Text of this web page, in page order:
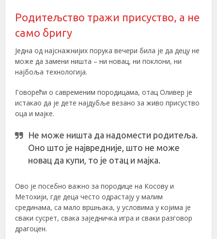
Родитељство тражи присуство, а не
само бригу
Једна од најснажнијих порука вечери била је да децу не
може да замени ништа – ни новац, ни поклони, ни
најбоља технологија.
Говорећи о савременим породицама, отац Оливер је
истакао да је дете најдубље везано за живо присуство
оца и мајке.
Не може ништа да надомести родитеља.
Оно што је највредније, што не може
новац да купи, то је отац и мајка.
Ово је посебно важно за породице на Косову и
Метохији, где деца често одрастају у малим
срединама, са мало вршњака, у условима у којима је
сваки сусрет, свака заједничка игра и сваки разговор
драгоцен.